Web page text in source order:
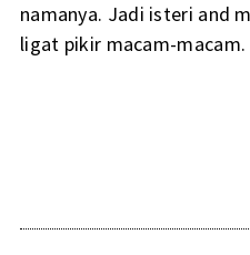
namanya. Jadi isteri and
ligat pikir macam-macam.